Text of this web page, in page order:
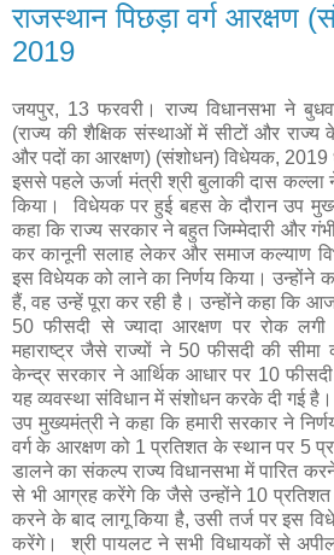
राजस्थान पिछड़ा वर्ग आरक्षण
2019
जयपुर, 13 फरवरी। राज्य विधानसभा ने
(राज्य की शैक्षिक संस्थाओं में सीटों और राज्य
और पदों का आरक्षण) (संशोधन) विधेयक, 2019
इससे पहले ऊर्जा मंत्री श्री बुलाकी दास
किया। विधेयक पर हुई बहस के दौरान उप
कहा कि राज्य सरकार ने बहुत जिम्मेदारी और
कर कानूनी सलाह लेकर और समाज कल्याण
इस विधेयक को लाने का निर्णय किया। उन्होंने
हैं, वह उन्हें पूरा कर रही है। उन्होंने कहा कि
50 फीसदी से ज्यादा आरक्षण पर रोक
महाराष्ट्र जैसे राज्यों ने 50 फीसदी की
केन्द्र सरकार ने आर्थिक आधार पर 10
यह व्यवस्था संविधान में संशोधन करके दी गई है।
उप मुख्यमंत्री ने कहा कि हमारी सरकार ने
वर्ग के आरक्षण को 1 प्रतिशत के स्थान पर 5
डालने का संकल्प राज्य विधानसभा में पारित
से भी आग्रह करेंगे कि जैसे उन्होंने 10 प्रतिशत
करने के बाद लागू किया है, उसी तर्ज पर इस
करेंगे। श्री पायलट ने सभी विधायकों से